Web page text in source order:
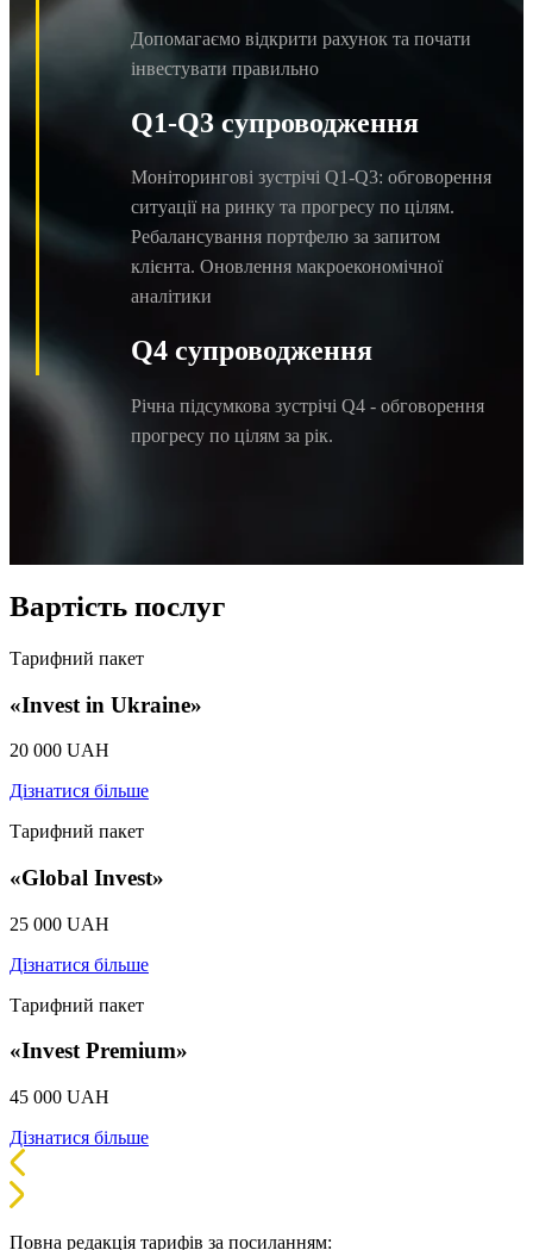
Допомагаємо відкрити рахунок та почати
інвестувати правильно
Q1-Q3 супроводження
Моніторингові зустрічі Q1-Q3: обговорення
ситуації на ринку та прогресу по цілям.
Ребалансування портфелю за запитом
клієнта. Оновлення макроекономічної
аналітики
Q4 супроводження
Річна підсумкова зустрічі Q4 - обговорення
прогресу по цілям за рік.
Вартість послуг
Тарифний пакет
«Invest in Ukraine»
20 000 UAH
Дізнатися більше
Тарифний пакет
«Global Invest»
25 000 UAH
Дізнатися більше
Тарифний пакет
«Invest Premium»
45 000 UAH
Дізнатися більше
Повна редакція тарифів за посиланням: